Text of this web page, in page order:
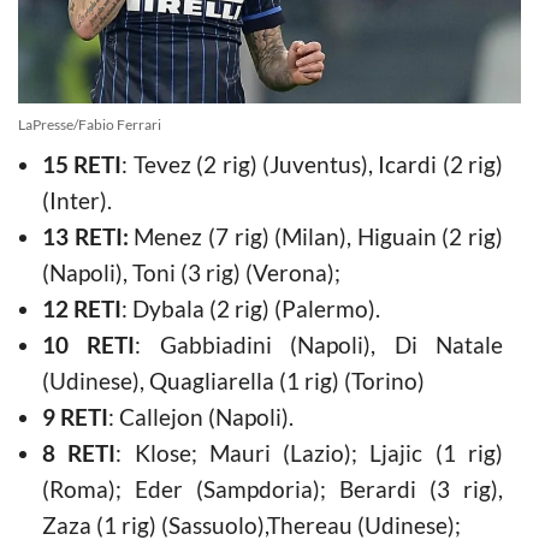
LaPresse/Fabio Ferrari
15 RETI: Tevez (2 rig) (Juventus), Icardi (2 rig)
(Inter).
13 RETI: Menez (7 rig) (Milan), Higuain (2 rig)
(Napoli), Toni (3 rig) (Verona);
12 RETI: Dybala (2 rig) (Palermo).
10 RETI: Gabbiadini (Napoli), Di Natale
(Udinese), Quagliarella (1 rig) (Torino)
9 RETI: Callejon (Napoli).
8 RETI: Klose; Mauri (Lazio); Ljajic (1 rig)
(Roma); Eder (Sampdoria); Berardi (3 rig),
Zaza (1 rig) (Sassuolo),Thereau (Udinese);